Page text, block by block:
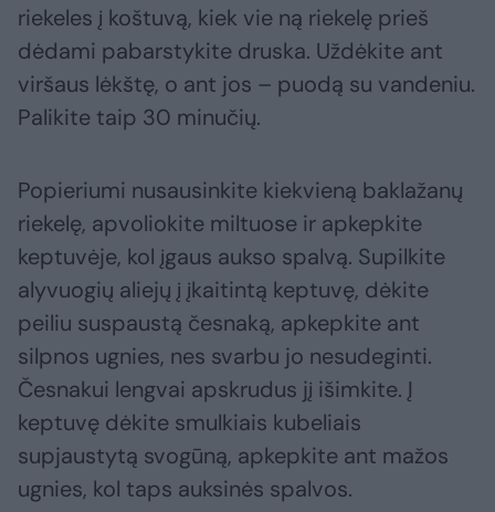
riekeles į koštuvą, kiek vie ną riekelę prieš
dėdami pabarstykite druska. Uždėkite ant
viršaus lėkštę, o ant jos – puodą su vandeniu.
Palikite taip 30 minučių.
Popieriumi nusausinkite kiekvieną baklažanų
riekelę, apvoliokite miltuose ir apkepkite
keptuvėje, kol įgaus aukso spalvą. Supilkite
alyvuogių aliejų į įkaitintą keptuvę, dėkite
peiliu suspaustą česnaką, apkepkite ant
silpnos ugnies, nes svarbu jo nesudeginti.
Česnakui lengvai apskrudus jį išimkite. Į
keptuvę dėkite smulkiais kubeliais
supjaustytą svogūną, apkepkite ant mažos
ugnies, kol taps auksinės spalvos.